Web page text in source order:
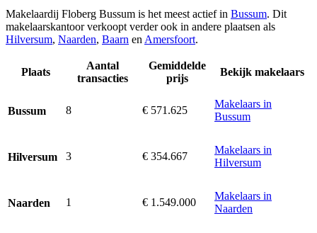
Makelaardij Floberg Bussum is het meest actief in Bussum. Dit
makelaarskantoor verkoopt verder ook in andere plaatsen als
Hilversum, Naarden, Baarn en Amersfoort.
Plaats
Aantal
transacties
Gemiddelde
prijs
Bekijk makelaars
Bussum 8 € 571.625
Makelaars in
Bussum
Hilversum 3 € 354.667
Makelaars in
Hilversum
Naarden 1 € 1.549.000
Makelaars in
Naarden